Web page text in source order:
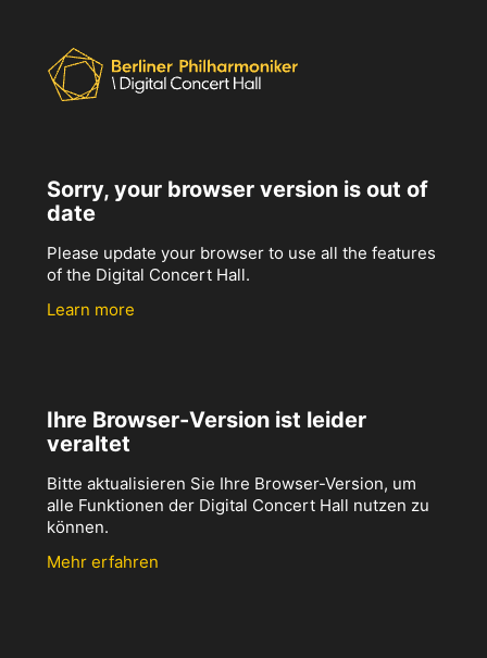
Sorry, your browser version is out of
date
Please update your browser to use all the features
of the Digital Concert Hall.
Learn more
Ihre Browser-Version ist leider
veraltet
Bitte aktualisieren Sie Ihre Browser-Version, um
alle Funktionen der Digital Concert Hall nutzen zu
können.
Mehr erfahren